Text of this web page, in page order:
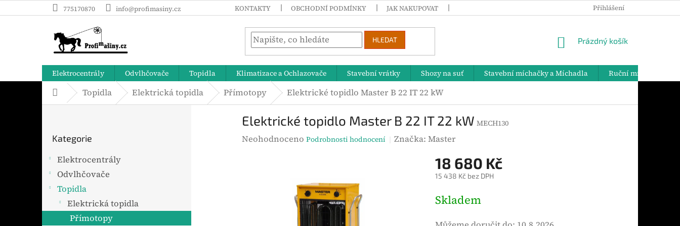
na
775170870 info@profimasiny.cz KONTAKTY OBCHODNÍ PODMÍNKY JAK NAKUPOVAT DOPRAVA A PLATBY
Přihlášení
HLEDAT
NÁKUPNÍ
Prázdný košík
Elektrocentrály Odvlhčovače Topidla Klimatizace a Ochlazovače Stavební vrátky Shozy na suť Stavební míchačky a Míchadla Ruční míchadla
DomůTopidla Elektrická topidla Přímotopy Elektrické topidlo Master B 22 IT 22 kW
p
kategorie
Kategorie
Elektrocentrály
Odvlhčovače
Topidla
Elektrická topidla
Přímotopy
Elektrické topidlo Master B 22 IT 22 kW MECH130
P
Neohodnoceno Podrobnosti hodnocení Značka:Master
18 680 Kč
15 438 Kč bez DPH
ě
Skladem